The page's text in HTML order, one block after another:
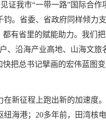
证我市“一带一路”国际合作
。省委、省政府同样倾力支
有省里的赋能助力。我们
、沿海产业高地、山海文旅
把总书记擘画的宏伟蓝图
新征程上跑出新的加速度
海港；20多年前，田湾核